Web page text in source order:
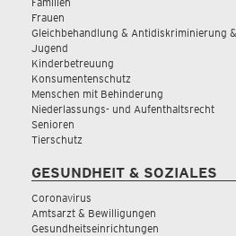
Frauen
Gleichbehandlung & Antidiskriminierung
Jugend
Kinderbetreuung
Konsumentenschutz
Menschen mit Behinderung
Niederlassungs- und Aufenthaltsrecht
Senioren
Tierschutz
GESUNDHEIT & SOZIALES
Coronavirus
Amtsarzt & Bewilligungen
Gesundheitseinrichtungen